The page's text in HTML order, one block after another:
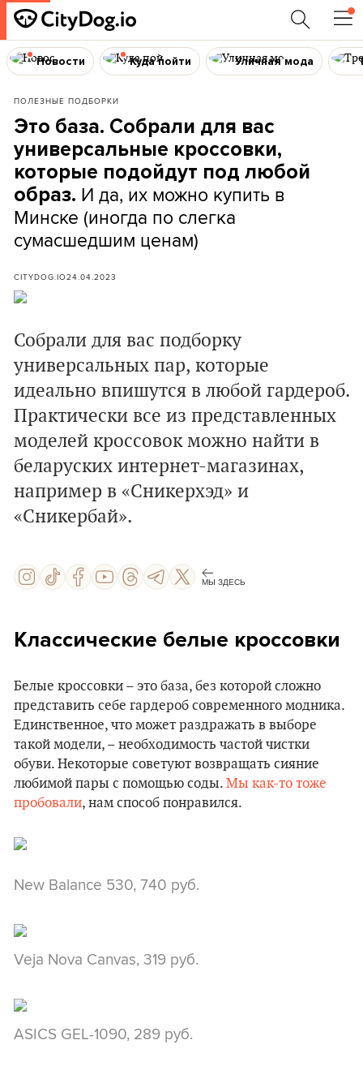
Новости Куда пойти Уличная мода
ПОЛЕЗНЫЕ ПОДБОРКИ
Это база. Собрали для вас
универсальные кроссовки,
которые подойдут под любой
образ. И да, их можно купить в
Минске (иногда по слегка
сумасшедшим ценам)
CITYDOG.IO24.04.2023
Собрали для вас подборку
универсальных пар, которые
идеально впишутся в любой гардероб.
Практически все из представленных
моделей кроссовок можно найти в
беларуских интернет-магазинах,
например в «Сникерхэд» и
«Сникербай».
МЫ ЗДЕСЬ
Классические белые кроссовки
Белые кроссовки – это база, без которой сложно
представить себе гардероб современного модника.
Единственное, что может раздражать в выборе
такой модели, – необходимость частой чистки
обуви. Некоторые советуют возвращать сияние
любимой пары с помощью соды. Мы как-то тоже
пробовали, нам способ понравился.
New Balance 530, 740 руб.
Veja Nova Canvas, 319 руб.
ASICS GEL-1090, 289 руб.